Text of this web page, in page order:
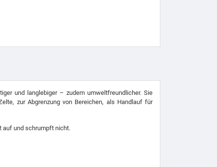
und langlebiger – zudem umweltfreundlicher. Sie
zur Abgrenzung von Bereichen, als Handlauf für
auf und schrumpft nicht.